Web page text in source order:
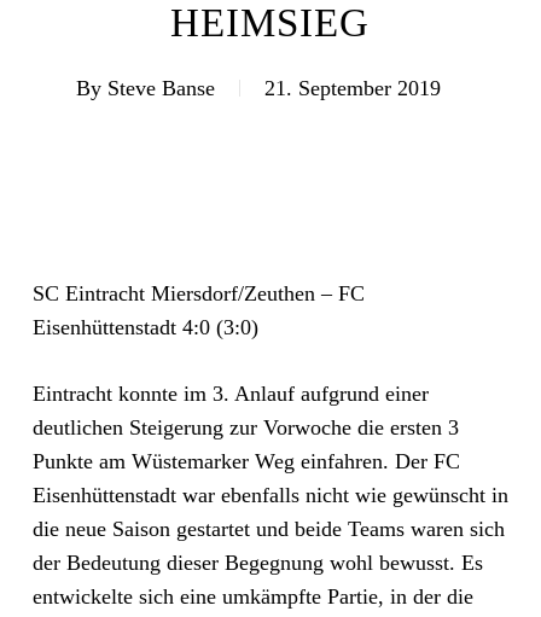
HEIMSIEG
By Steve Banse 21. September 2019
SC Eintracht Miersdorf/Zeuthen – FC
Eisenhüttenstadt 4:0 (3:0)
Eintracht konnte im 3. Anlauf aufgrund einer
deutlichen Steigerung zur Vorwoche die ersten 3
Punkte am Wüstemarker Weg einfahren. Der FC
Eisenhüttenstadt war ebenfalls nicht wie gewünscht in
die neue Saison gestartet und beide Teams waren sich
der Bedeutung dieser Begegnung wohl bewusst. Es
entwickelte sich eine umkämpfte Partie, in der die